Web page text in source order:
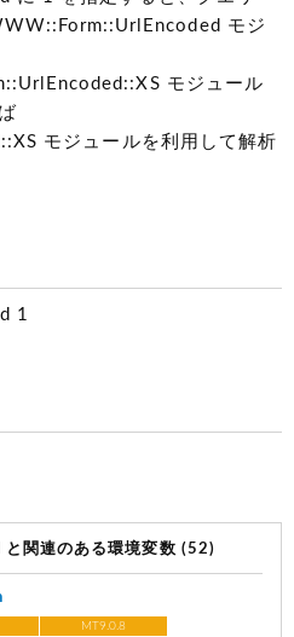
モジ
モジュール
モジュールを利用して解析
1
関連のある環境変数 (52)
MT9.0.8